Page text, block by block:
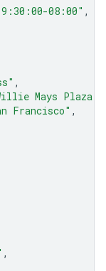
08:00" ,
,
Mays Plaza"
Francisco" ,
,